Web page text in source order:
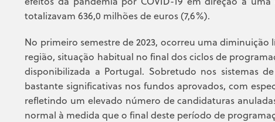
totalizavam 636,0 milhões de euros (7,6%).
No primeiro semestre de 2023, ocorreu uma diminuição
região, situação habitual no final dos ciclos de
disponibilizada a Portugal. Sobretudo nos sistemas
bastante significativas nos fundos aprovados, com
refletindo um elevado número de candidaturas
normal à medida que o final deste período de